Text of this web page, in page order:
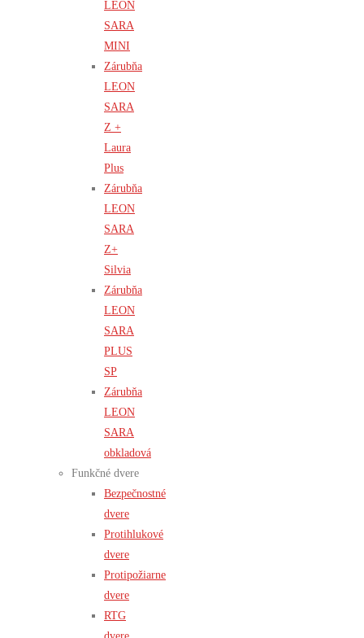
LEON
SARA
MINI
Zárubňa
LEON
SARA
Z +
Laura
Plus
Zárubňa
LEON
SARA
Z+
Silvia
Zárubňa
LEON
SARA
PLUS
SP
Zárubňa
LEON
SARA
obkladová
Funkčné dvere
Bezpečnostné
dvere
Protihlukové
dvere
Protipožiarne
dvere
RTG